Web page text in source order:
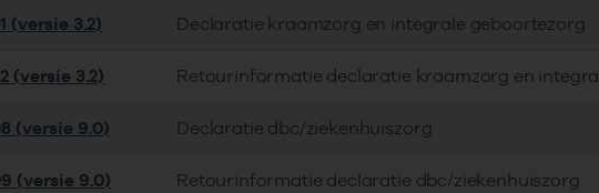
(versie 3.2) Declaratie kraamzorg en integrale geboortezorg
(versie 3.2) Retourinformatie declaratie kraamzorg en
(versie 9.0) Declaratie dbc/ziekenhuiszorg
(versie 9.0) Retourinformatie declaratie dbc/ziekenhuiszorg